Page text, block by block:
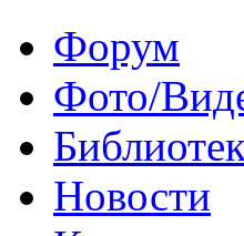
Форум
Фото/
Новости